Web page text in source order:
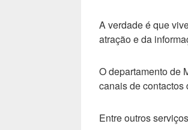
A verdade é que
atração e da
O departamento de
canais de contactos
Entre outros